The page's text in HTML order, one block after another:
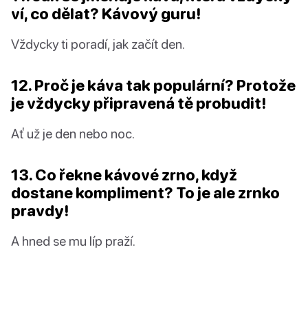
ví, co dělat? Kávový guru!
Vždycky ti poradí, jak začít den.
12. Proč je káva tak populární? Protože
je vždycky připravená tě probudit!
Ať už je den nebo noc.
13. Co řekne kávové zrno, když
dostane kompliment? To je ale zrnko
pravdy!
A hned se mu líp praží.